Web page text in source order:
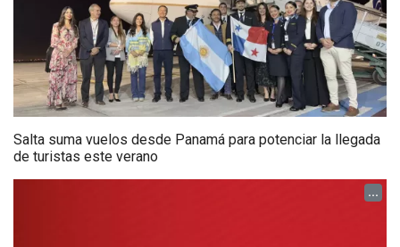
Salta suma vuelos desde Panamá para potenciar la llegada
de turistas este verano
...